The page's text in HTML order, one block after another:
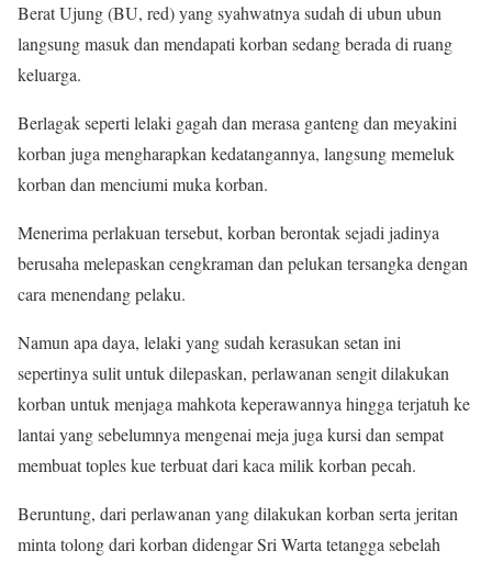
Berat Ujung (BU, red) yang syahwatnya sudah di ubun ubun
langsung masuk dan mendapati korban sedang berada di ruang
keluarga.
Berlagak seperti lelaki gagah dan merasa ganteng dan meyakini
korban juga mengharapkan kedatangannya, langsung memeluk
korban dan menciumi muka korban.
Menerima perlakuan tersebut, korban berontak sejadi jadinya
berusaha melepaskan cengkraman dan pelukan tersangka dengan
cara menendang pelaku.
Namun apa daya, lelaki yang sudah kerasukan setan ini
sepertinya sulit untuk dilepaskan, perlawanan sengit dilakukan
korban untuk menjaga mahkota keperawannya hingga terjatuh ke
lantai yang sebelumnya mengenai meja juga kursi dan sempat
membuat toples kue terbuat dari kaca milik korban pecah.
Beruntung, dari perlawanan yang dilakukan korban serta jeritan
minta tolong dari korban didengar Sri Warta tetangga sebelah